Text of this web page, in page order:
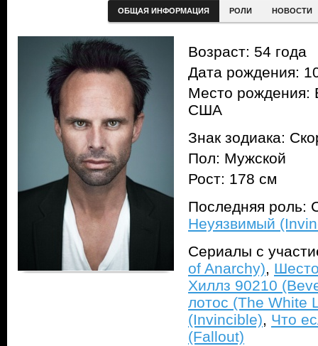
ОБЩАЯ ИНФОРМАЦИЯ РОЛИ НОВОСТИ
Возраст: 54 года
Дата рождения:
Место рождения:
США
Знак зодиака:
Пол: Мужской
Рост: 178 см
Последняя роль:
Неуязвимый
Сериалы с
of Anarchy),
Хиллз 90210
лотос (The White
(Invincible), Что
(Fallout)